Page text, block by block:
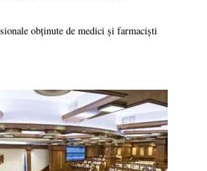
obținute de medici și farmaciști